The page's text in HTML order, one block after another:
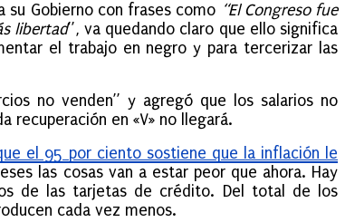
Gobierno con frases como “El Congreso fue
libertad”, va quedando claro que ello significa
el trabajo en negro y para tercerizar las
no venden” y agregó que los salarios no
recuperación en «V» no llegará.
el 95 por ciento sostiene que la inflación le
las cosas van a estar peor que ahora. Hay
de las tarjetas de crédito. Del total de los
cada vez menos.